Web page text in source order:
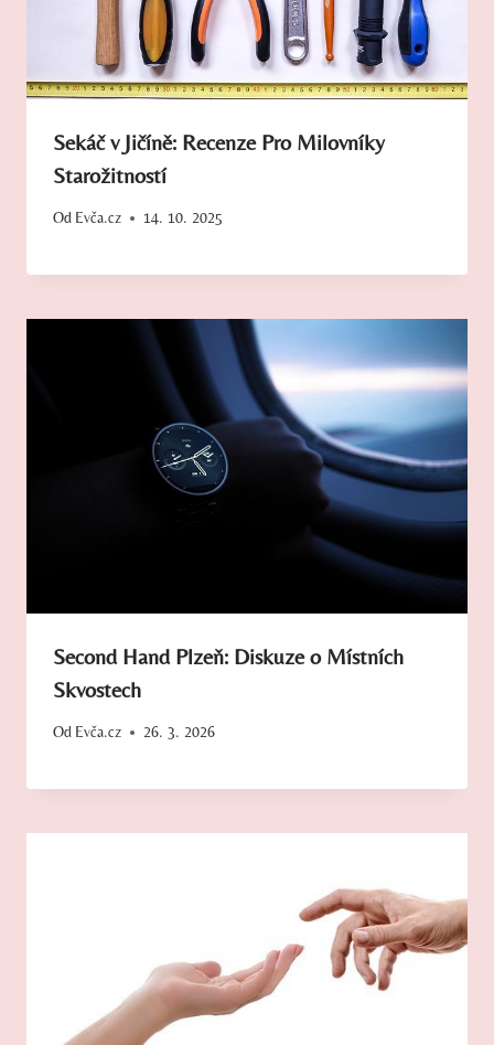
Sekáč v Jičíně: Recenze Pro Milovníky
Starožitností
Od Evča.cz 14. 10. 2025
Second Hand Plzeň: Diskuze o Místních
Skvostech
Od Evča.cz 26. 3. 2026